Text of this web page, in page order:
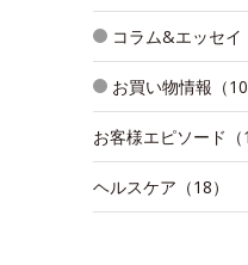
コラム&エッセイ
お買い物情報（10
お客様エピソード（
ヘルスケア（18）